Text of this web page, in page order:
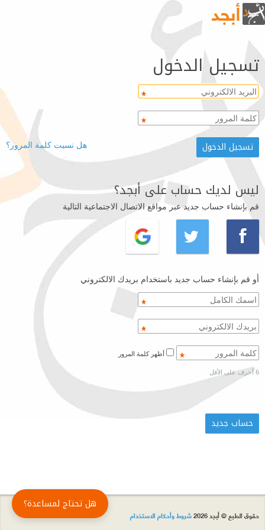
تسجيل الدخول
هل نسيت كلمة المرور؟
ليس لديك حساب على أبجد؟
قم بإنشاء حساب جديد عبر مواقع الاتصال الاجتماعية التالية
أو قم بإنشاء حساب جديد باستخدام بريدك الالكتروني
6 أحرف على الأقل
حقوق الطبع © أبجد 2026 شروط وأحكام الاستخدام
هل تحتاج لمساعدة؟